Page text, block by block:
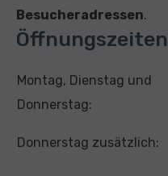
e
t
Besucheradressen.
Öffnungszeiten
T
a
U
h
z
Montag, Dienstag und
Donnerstag:
Donnerstag zusätzlich: